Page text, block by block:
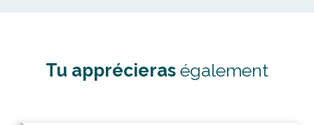
Tu apprécieras également